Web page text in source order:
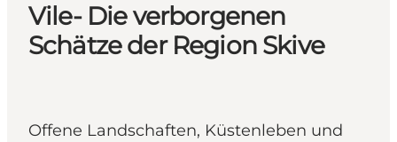
Vile- Die verborgenen
Schätze der Region Skive
Offene Landschaften, Küstenleben und